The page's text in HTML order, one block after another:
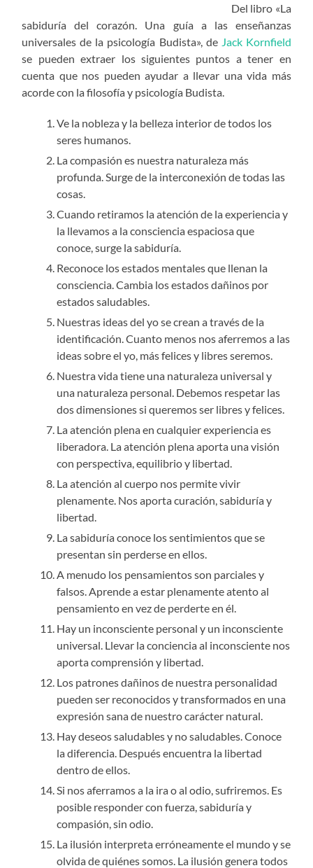
Del libro «La
sabiduría del corazón. Una guía a las enseñanzas
universales de la psicología Budista», de Jack Kornfield
se pueden extraer los siguientes puntos a tener en
cuenta que nos pueden ayudar a llevar una vida más
acorde con la filosofía y psicología Budista.
Ve la nobleza y la belleza interior de todos los
seres humanos.
La compasión es nuestra naturaleza más
profunda. Surge de la interconexión de todas las
cosas.
Cuando retiramos la atención de la experiencia y
la llevamos a la consciencia espaciosa que
conoce, surge la sabiduría.
Reconoce los estados mentales que llenan la
consciencia. Cambia los estados dañinos por
estados saludables.
Nuestras ideas del yo se crean a través de la
identificación. Cuanto menos nos aferremos a las
ideas sobre el yo, más felices y libres seremos.
Nuestra vida tiene una naturaleza universal y
una naturaleza personal. Debemos respetar las
dos dimensiones si queremos ser libres y felices.
La atención plena en cualquier experiencia es
liberadora. La atención plena aporta una visión
con perspectiva, equilibrio y libertad.
La atención al cuerpo nos permite vivir
plenamente. Nos aporta curación, sabiduría y
libertad.
La sabiduría conoce los sentimientos que se
presentan sin perderse en ellos.
A menudo los pensamientos son parciales y
falsos. Aprende a estar plenamente atento al
pensamiento en vez de perderte en él.
Hay un inconsciente personal y un inconsciente
universal. Llevar la conciencia al inconsciente nos
aporta comprensión y libertad.
Los patrones dañinos de nuestra personalidad
pueden ser reconocidos y transformados en una
expresión sana de nuestro carácter natural.
Hay deseos saludables y no saludables. Conoce
la diferencia. Después encuentra la libertad
dentro de ellos.
Si nos aferramos a la ira o al odio, sufriremos. Es
posible responder con fuerza, sabiduría y
compasión, sin odio.
La ilusión interpreta erróneamente el mundo y se
olvida de quiénes somos. La ilusión genera todos